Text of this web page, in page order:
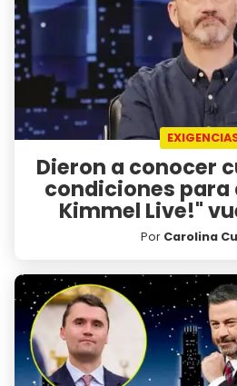
Dieron a conocer
condiciones
Kimmel Live!"
Por Carolina